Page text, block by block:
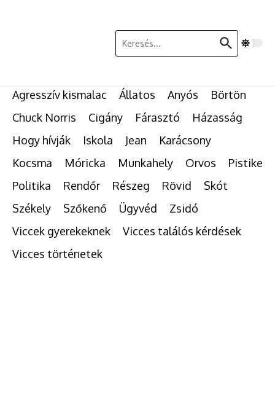
Keresés:
Agresszív kismalac Állatos Anyós
Börtön
Chuck Norris
Cigány Fárasztó
Házasság
Hogy hívják
Iskola Jean
Karácsony
Kocsma
Móricka Munkahely Orvos
Pistike
Politika
Rendőr Részeg Rövid
Skót
Székely
Szőkenő Ügyvéd
Zsidó
Viccek gyerekeknek
Vicces találós kérdések
Vicces történetek